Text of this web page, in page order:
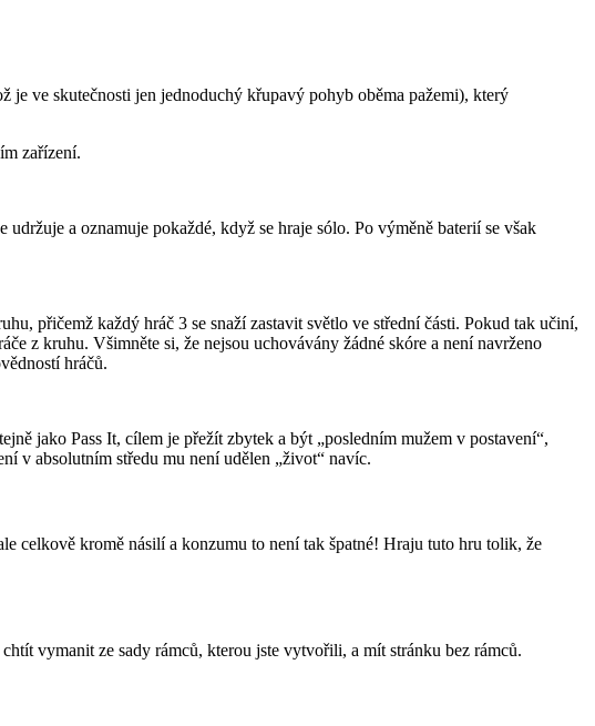
je ve skutečnosti jen jednoduchý křupavý pohyb oběma pažemi), který
zařízení.
a oznamuje pokaždé, když se hraje sólo. Po výměně baterií se však
přičemž každý hráč 3 se snaží zastavit světlo ve střední části. Pokud tak učiní,
z kruhu. Všimněte si, že nejsou uchovávány žádné skóre a není navrženo
hráčů.
jako Pass It, cílem je přežít zbytek a být „posledním mužem v postavení“,
v absolutním středu mu není udělen „život“ navíc.
celkově kromě násilí a konzumu to není tak špatné! Hraju tuto hru tolik, že
vymanit ze sady rámců, kterou jste vytvořili, a mít stránku bez rámců.